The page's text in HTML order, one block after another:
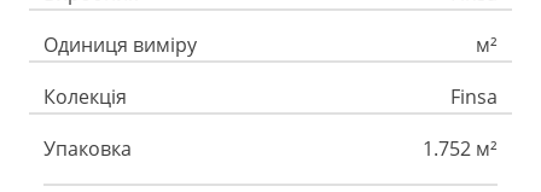
Одиниця виміру
м²
Колекція
Finsa
Упаковка
1.752 м²